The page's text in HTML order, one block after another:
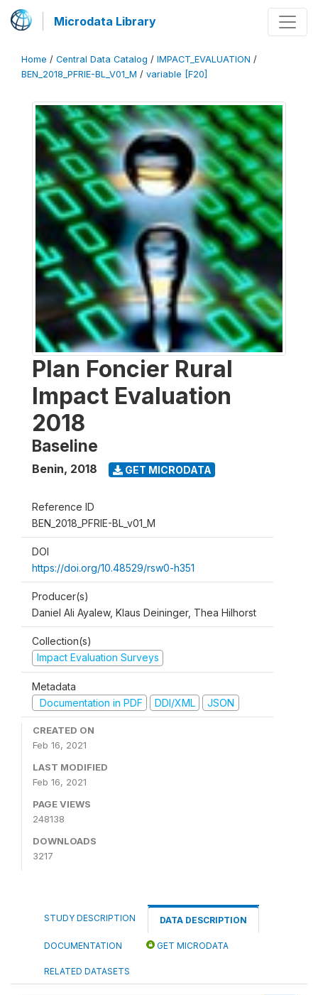
Microdata Library
Home / Central Data Catalog / IMPACT_EVALUATION /
BEN_2018_PFRIE-BL_V01_M / variable [F20]
Plan Foncier Rural
Impact Evaluation
2018
Baseline
Benin, 2018 GET MICRODATA
Reference ID
BEN_2018_PFRIE-BL_v01_M
DOI
https://doi.org/10.48529/rsw0-h351
Producer(s)
Daniel Ali Ayalew, Klaus Deininger, Thea Hilhorst
Collection(s)
Impact Evaluation Surveys
Metadata
Documentation in PDF
DDI/XML JSON
CREATED ON
Feb 16, 2021
LAST MODIFIED
Feb 16, 2021
PAGE VIEWS
248138
DOWNLOADS
3217
STUDY DESCRIPTION DATA DESCRIPTION
DOCUMENTATION GET MICRODATA
RELATED DATASETS